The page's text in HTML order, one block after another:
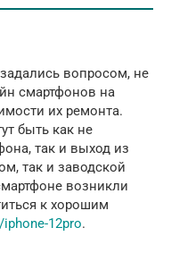
вопросом, не
смартфонов на
их ремонта.
быть как не
так и выход из
так и заводской
возникли
к хорошим
12pro.